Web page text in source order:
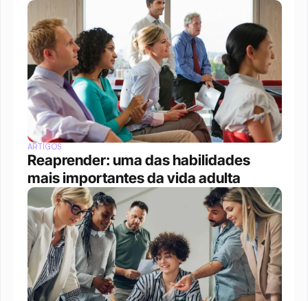
ARTIGOS
Reaprender: uma das habilidades
mais importantes da vida adulta